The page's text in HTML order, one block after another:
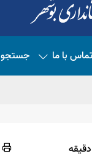
تماس با ما جستجو